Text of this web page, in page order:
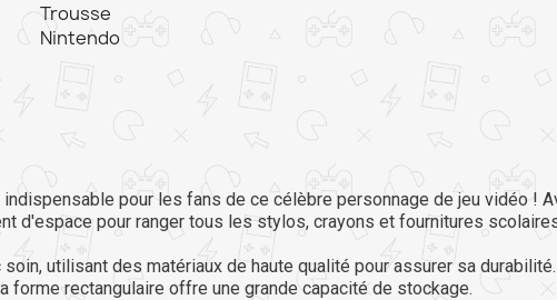
Trousse
Nintendo
pour les fans de ce célèbre personnage de jeu vidéo !
d'espace pour ranger tous les stylos, crayons et fournitures
utilisant des matériaux de haute qualité pour assurer sa
forme rectangulaire offre une grande capacité de stockage.